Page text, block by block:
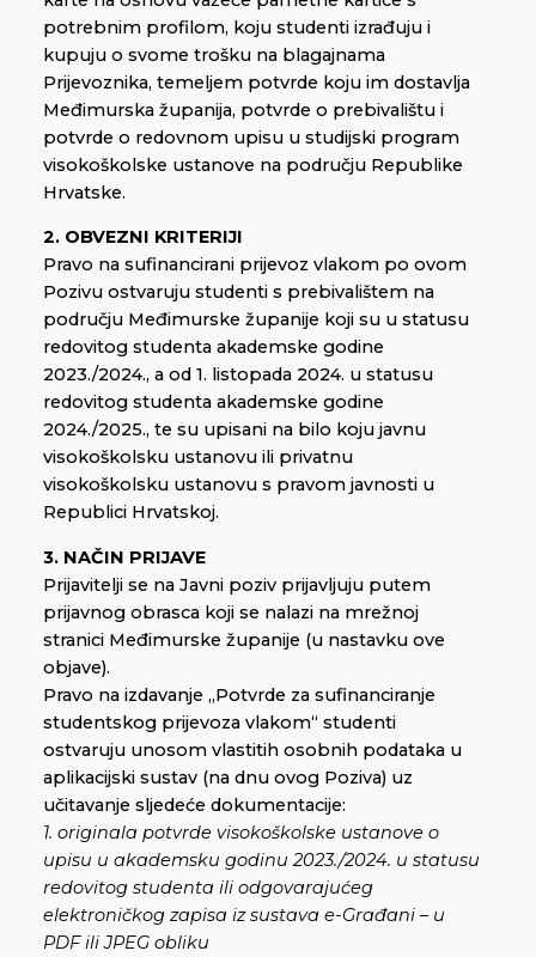
potrebnim profilom, koju studenti izrađuju i
kupuju o svome trošku na blagajnama
Prijevoznika, temeljem potvrde koju im dostavlja
Međimurska županija, potvrde o prebivalištu i
potvrde o redovnom upisu u studijski program
visokoškolske ustanove na području Republike
Hrvatske.
2. OBVEZNI KRITERIJI
Pravo na sufinancirani prijevoz vlakom po ovom
Pozivu ostvaruju studenti s prebivalištem na
području Međimurske županije koji su u statusu
redovitog studenta akademske godine
2023./2024., a od 1. listopada 2024. u statusu
redovitog studenta akademske godine
2024./2025., te su upisani na bilo koju javnu
visokoškolsku ustanovu ili privatnu
visokoškolsku ustanovu s pravom javnosti u
Republici Hrvatskoj.
3. NAČIN PRIJAVE
Prijavitelji se na Javni poziv prijavljuju putem
prijavnog obrasca koji se nalazi na mrežnoj
stranici Međimurske županije (u nastavku ove
objave).
Pravo na izdavanje „Potvrde za sufinanciranje
studentskog prijevoza vlakom“ studenti
ostvaruju unosom vlastitih osobnih podataka u
aplikacijski sustav (na dnu ovog Poziva) uz
učitavanje sljedeće dokumentacije:
1. originala potvrde visokoškolske ustanove o
upisu u akademsku godinu 2023./2024. u statusu
redovitog studenta ili odgovarajućeg
elektroničkog zapisa iz sustava e-Građani – u
PDF ili JPEG obliku